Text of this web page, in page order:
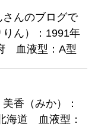
んのブログで
ん）：1991年
血液型：A型
香（みか）：
海道 血液型：